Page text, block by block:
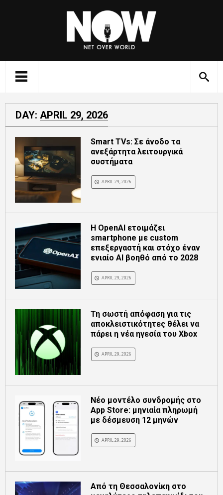
DAY: APRIL 29, 2026
Smart TVs: Σε άνοδο τα
ανεξάρτητα λειτουργικά
συστήματα
APRIL 29, 2026
Η OpenAI ετοιμάζει
smartphone με custom
επεξεργαστή και στόχο έναν
ενιαίο AI βοηθό από το 2028
APRIL 29, 2026
Τη σωστή απόφαση για τις
αποκλειστικότητες θέλει να
πάρει η νέα ηγεσία του Xbox
APRIL 29, 2026
Νέο μοντέλο συνδρομής στο
App Store: μηνιαία πληρωμή
με δέσμευση 12 μηνών
APRIL 29, 2026
Από τη Θεσσαλονίκη στο